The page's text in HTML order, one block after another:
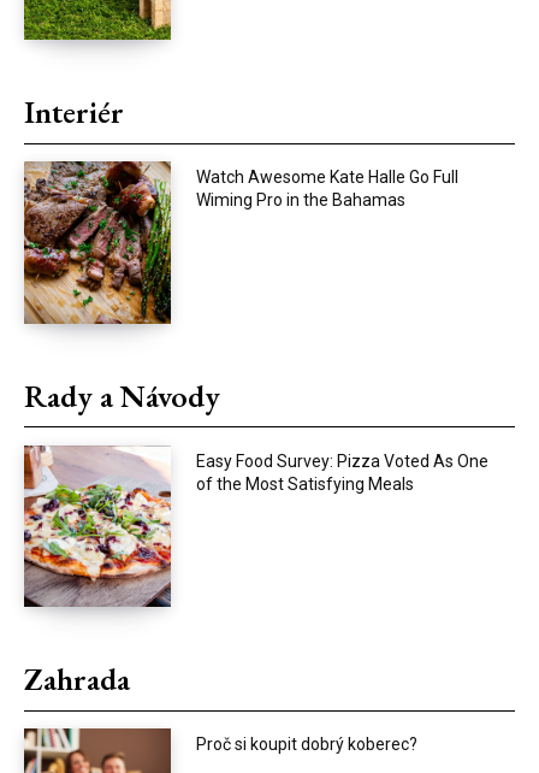
Interiér
Watch Awesome Kate Halle Go Full
Wiming Pro in the Bahamas
Rady a Návody
Easy Food Survey: Pizza Voted As One
of the Most Satisfying Meals
Zahrada
Proč si koupit dobrý koberec?